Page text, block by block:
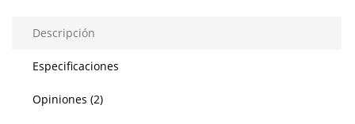
Descripción
Especificaciones
Opiniones (2)